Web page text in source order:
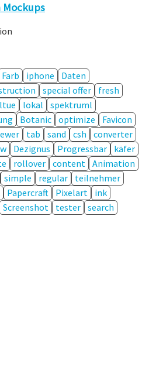
Mockups
Farb iphone
Daten
special offer
fresh
lokal
spektruml
Botanic optimize
Favicon
tab sand csh
converter
Dezignus Progressbar
käfer
rollover content
Animation
simple regular
teilnehmer
Papercraft Pixelart
ink
Screenshot tester search